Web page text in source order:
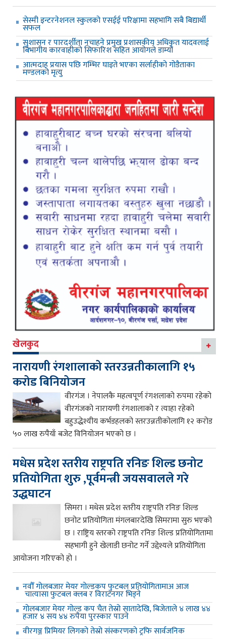
सेस्मी इन्टरनेशनल स्कुलको एसईई परिक्षामा सहभागि सबै बिद्यार्थी
सफल
सुशासन र पारदर्शीता नचाहने प्रमुख प्रशासकीय अधिकृत यादवलाई
बिभागीय कारवाहीको सिफारिश सहित आयोगले डाम्यो
आत्मदाह प्रयास पछि गम्भिर घाइते भएका सर्लाहीको गोडैताका
मण्डलको मृत्यु
खेलकुद
नारायणी रंगशालाको स्तरउन्नतीकालागि १५
करोड बिनियोजन
वीरगंज । नेपालकै महत्वपूर्ण रंगशलाको रुपमा रहेको
वीरगंजको नारायणी रंगशालाको र त्याहा रहेको
बहुउद्धेश्यीय कर्भडहलको स्तरउन्नतीकोलागि १२ करोड
५० लाख रुपैयाँ बजेट विनियोजन भएको छ ।
मधेस प्रदेश स्तरीय राष्ट्रपति रनिङ शिल्ड छनोट
प्रतियोगिता शुरु ,पूर्वमन्त्री जयसवालले गरे
उद्धघाटन
सिमरा । मधेस प्रदेश स्तरीय राष्ट्रपति रनिङ शिल्ड
छनोट प्रतियोगिता मंगलबारदेखि सिमरामा सुरु भएको
छ । राष्ट्रिय स्तरको राष्ट्रपति रनिङ शिल्ड प्रतियोगितामा
सहभागी हुने खेलाडी छनोट गर्ने उद्देश्यले प्रतियोगिता
आयोजना गरिएको हो ।
नवौँ गोलबजार मेयर गोल्डकप फुटबल प्रतियोगितामाअ आज
चात्यासा फुटबल क्लब र विराटनगर भिड्ने
गोलबजार मेयर गोल्ड कप चैत तेस्रो सातादेखि, बिजेताले ४ लाख ४४
हजार ४ सय ४४ रुपैया पुरस्कार पाउने
वीरगञ्ज प्रिमियर लिगको तेस्रो संस्करणको ट्रफि सार्वजनिक